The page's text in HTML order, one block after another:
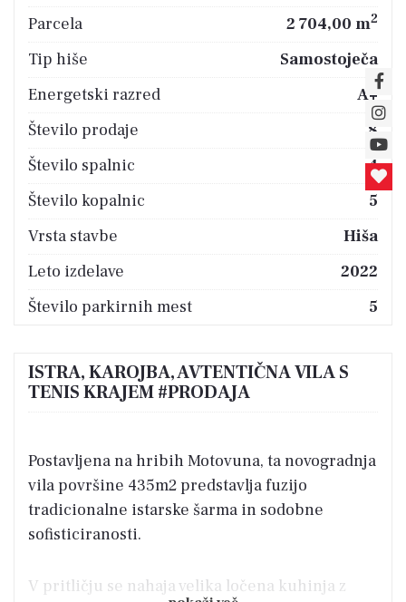
Parcela 2 704,00 m2
Tip hiše
Samostoječa
Energetski razred
A+
Število prodaje
8
Število spalnic
4
Število kopalnic
5
Vrsta stavbe
Hiša
Leto izdelave
2022
Število parkirnih mest
5
ISTRA, KAROJBA, AVTENTIČNA VILA S
TENIS KRAJEM #PRODAJA
Postavljena na hribih Motovuna, ta novogradnja
vila površine 435m2 predstavlja fuzijo
tradicionalne istarske šarma in sodobne
sofisticiranosti.
V pritličju se nahaja velika ločena kuhinja z